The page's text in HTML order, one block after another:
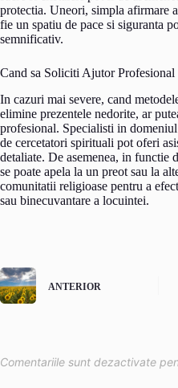
protectia. Uneori, simpla afirmare
fie un spatiu de pace si siguranta
semnificativ.
Cand sa Soliciti Ajutor Profesional
In cazuri mai severe, cand
elimine prezentele nedorite, ar
profesional. Specialisti in
de cercetatori spirituali pot oferi
detaliate. De asemenea, in functie
se poate apela la un preot sau la
comunitatii religioase pentru a
sau binecuvantare a locuintei.
ANTERIOR
Comentariile sunt dezactivate